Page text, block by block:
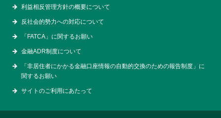
利益相反管理方針の概要について
反社会的勢力への対応について
「FATCA」に関するお願い
金融ADR制度について
「非居住者にかかる金融口座情報の自動的交換のための報告制度」に
関するお願い
サイトのご利用にあたって